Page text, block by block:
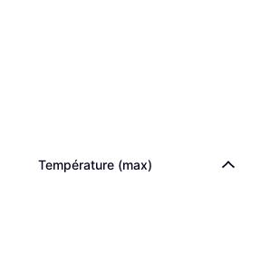
Température (max)